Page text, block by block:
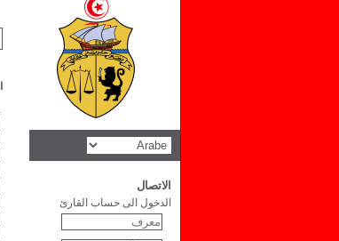
الاتصال
الدخول الى حساب القارئ